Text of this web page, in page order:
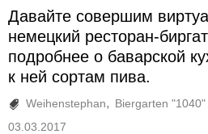
Давайте совершим
немецкий ресторан-
подробнее о баварской
к ней сортам пива.
Weihenstephan
Biergarten "1040"
03.03.2017